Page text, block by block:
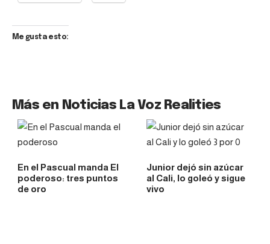
Me gusta esto:
Más en Noticias La Voz Realities
En el Pascual manda El
poderoso: tres puntos
de oro
Junior dejó sin azúcar
al Cali, lo goleó y sigue
vivo